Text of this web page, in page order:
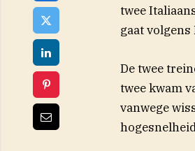
twee
gaat
De twee
twee kwam
vanwege